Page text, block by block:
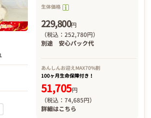
生体価格
229,800円
（税込：252,780円）
別途 安心パック代
あんしんお迎えMAX70%割
100ヶ月生命保障付き！
51,705円
（税込：74,685円）
詳細はこちら